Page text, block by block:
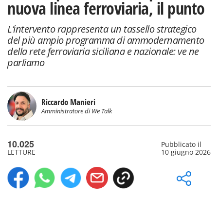
nuova linea ferroviaria, il punto
L’intervento rappresenta un tassello strategico
del più ampio programma di ammodernamento
della rete ferroviaria siciliana e nazionale: ve ne
parliamo
Riccardo Manieri
Amministratore di We Talk
10.025
LETTURE
Pubblicato il
10 giugno 2026